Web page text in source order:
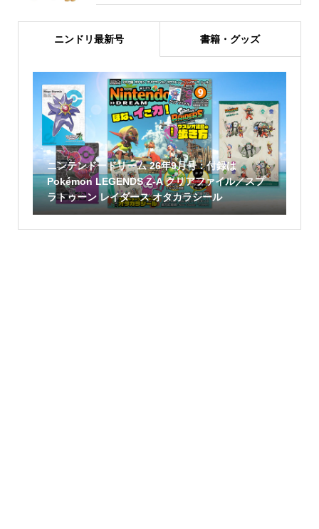
ニンドリ最新号 書籍・グッズ
ニンテンドードリーム 26年9月号：付録は
Pokémon LEGENDS Z-A クリアファイル／スプ
ラトゥーン レイダース オタカラシール